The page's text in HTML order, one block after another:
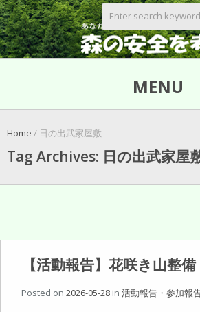
MENU
Home / 日の出武家屋敷
Tag Archives: 日の出武家屋
【活動報告】花咲き山整
Posted on 2026-05-28 in 活動報告・参加報